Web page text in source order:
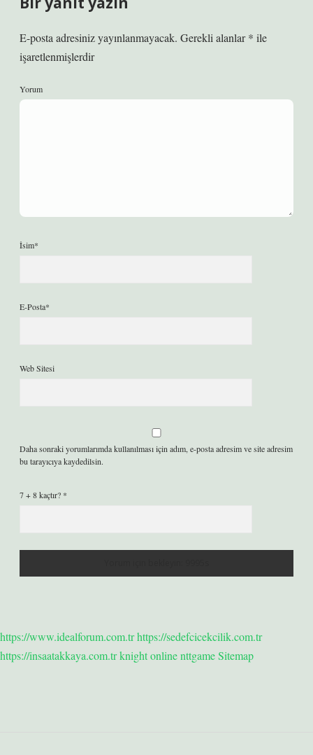
E-posta adresiniz yayınlanmayacak. Gerekli alanlar* ile
işaretlenmişlerdir
Yorum
İsim*
E-Posta*
Web Sitesi
Daha sonraki yorumlarımda kullanılması için adım, e-posta adresim ve site adresim
bu tarayıcıya kaydedilsin.
7 + 8 kaçtır? *
https://www.idealforum.com.trhttps://sedefcicekcilik.com.tr
https://insaatakkaya.com.trknight onlinenttgameSitemap